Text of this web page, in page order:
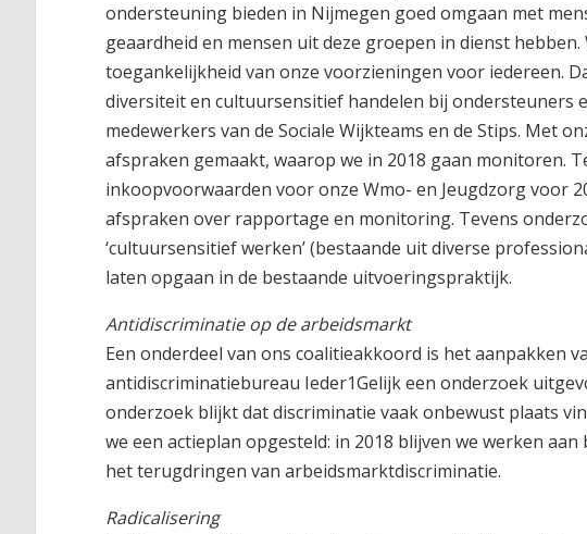
ondersteuning bieden in Nijmegen goed omgaan met
geaardheid en mensen uit deze groepen in dienst
toegankelijkheid van onze voorzieningen voor iedereen.
diversiteit en cultuursensitief handelen bij ondersteuners
medewerkers van de Sociale Wijkteams en de Stips. Met
afspraken gemaakt, waarop we in 2018 gaan monitoren.
inkoopvoorwaarden voor onze Wmo- en Jeugdzorg voor
afspraken over rapportage en monitoring. Tevens
‘cultuursensitief werken’ (bestaande uit diverse
laten opgaan in de bestaande uitvoeringspraktijk.
Antidiscriminatie op de arbeidsmarkt
Een onderdeel van ons coalitieakkoord is het aanpakken
antidiscriminatiebureau Ieder1Gelijk een onderzoek
onderzoek blijkt dat discriminatie vaak onbewust plaats
we een actieplan opgesteld: in 2018 blijven we werken
het terugdringen van arbeidsmarktdiscriminatie.
Radicalisering